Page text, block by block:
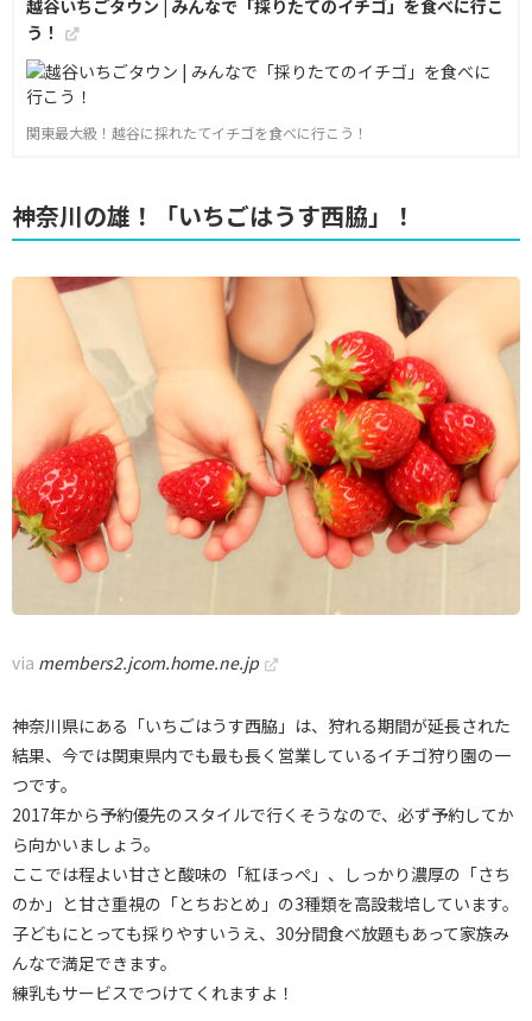
越谷いちごタウン | みんなで「採りたてのイチゴ」を食べに行こ
う！
関東最大級！越谷に採れたてイチゴを食べに行こう！
神奈川の雄！「いちごはうす西脇」！
via members2.jcom.home.ne.jp
神奈川県にある「いちごはうす西脇」は、狩れる期間が延長された
結果、今では関東県内でも最も長く営業しているイチゴ狩り園の一
つです。
2017年から予約優先のスタイルで行くそうなので、必ず予約してか
ら向かいましょう。
ここでは程よい甘さと酸味の「紅ほっぺ」、しっかり濃厚の「さち
のか」と甘さ重視の「とちおとめ」の3種類を高設栽培しています。
子どもにとっても採りやすいうえ、30分間食べ放題もあって家族み
んなで満足できます。
練乳もサービスでつけてくれますよ！